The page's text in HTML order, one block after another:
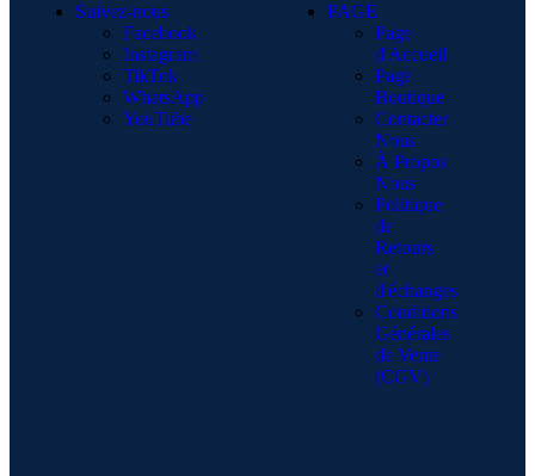
Suivez-nous
Facebook
Instagram
TikTok
WhatsApp
YouTube
PAGE
Page
d'Accueil
Page
Boutique
Contacter
Nous
À Propos
Nous
Politique
de
Retours
et
d'échanges
Conditions
Générales
de Vente
(CGV)